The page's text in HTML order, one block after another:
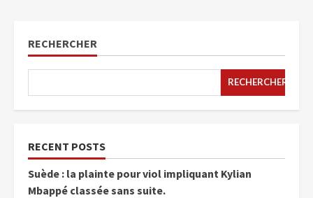
RECHERCHER
RECHERCHER
RECENT POSTS
Suède : la plainte pour viol impliquant Kylian
Mbappé classée sans suite.